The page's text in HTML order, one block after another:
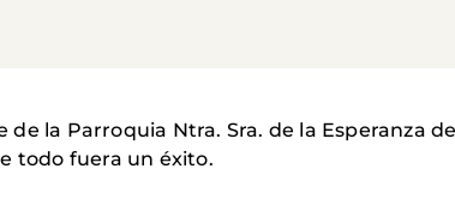
la Parroquia Ntra. Sra. de la Esperanza
todo fuera un éxito.